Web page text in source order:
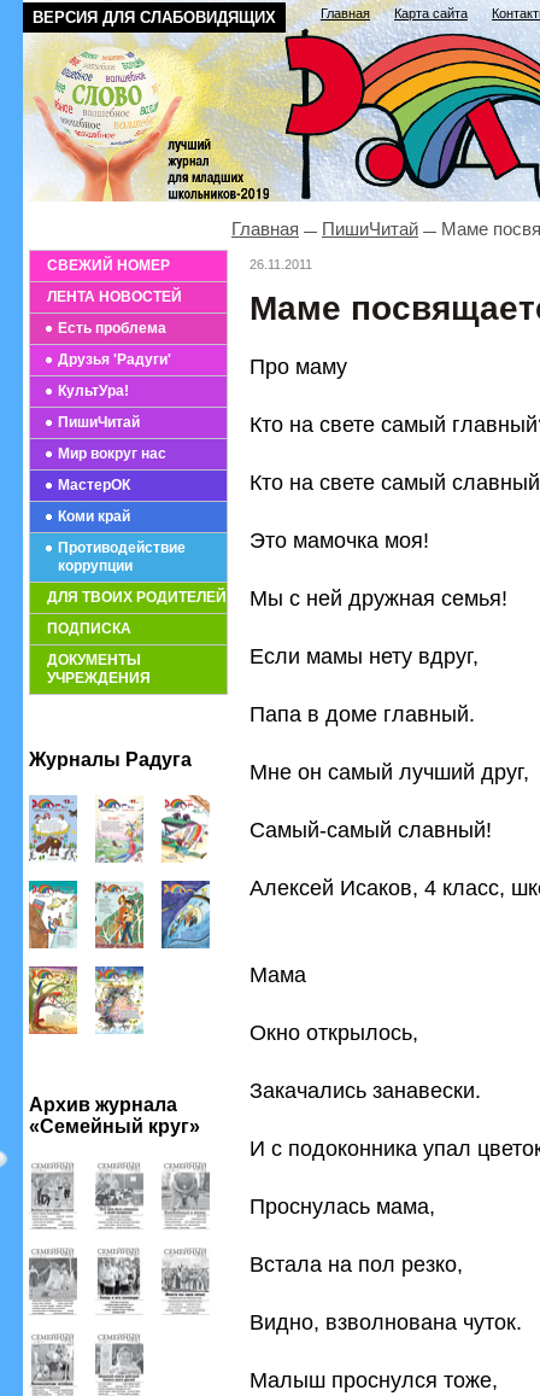
ВЕРСИЯ ДЛЯ СЛАБОВИДЯЩИХ Главная Карта сайта
СВЕЖИЙ НОМЕР
ЛЕНТА НОВОСТЕЙ
Есть проблема
Друзья 'Радуги'
КультУра!
ПишиЧитай
Мир вокруг нас
МастерОК
Коми край
Противодействие
коррупции
ДЛЯ ТВОИХ РОДИТЕЛЕЙ
ПОДПИСКА
ДОКУМЕНТЫ
УЧРЕЖДЕНИЯ
Журналы Радуга
Архив журнала
«Семейный круг»
Главная ПишиЧитай Маме
26.11.2011
Маме
Про маму
Кто на свете самый
Кто на свете самый
Это мамочка моя!
Мы с ней дружная семья!
Если мамы нету вдруг,
Папа в доме главный.
Мне он самый лучший друг,
Самый-самый славный!
Алексей Исаков, 4 класс,
Мама
Окно открылось,
Закачались занавески.
И с подоконника упал
Проснулась мама,
Встала на пол резко,
Видно, взволнована чуток.
Малыш проснулся тоже,